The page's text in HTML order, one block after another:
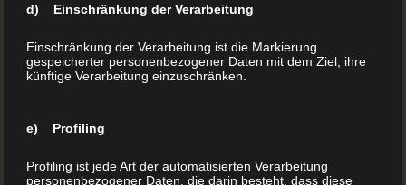
ersten Blick ein weiter Weg zu sein. Ist es das wirklich?
Lassen Sie uns gemeinsam einen Blick auf diese Frage
eigenes Backbuch ist greifbar nah. So nah wie der Geruch
d) Einschränkung der Verarbeitung
Einschränkung der Verarbeitung ist die Markierung
gespeicherter personenbezogener Daten mit dem Ziel, ihre
künftige Verarbeitung einzuschränken.
e) Profiling
Profiling ist jede Art der automatisierten Verarbeitung
personenbezogener Daten, die darin besteht, dass diese